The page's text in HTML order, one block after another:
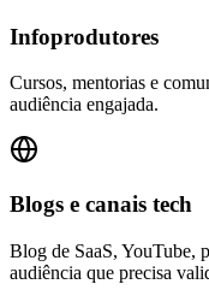
Infoprodutores
Cursos, mentorias e
audiência engajada.
Blogs e canais tech
Blog de SaaS, YouTube,
audiência que precisa